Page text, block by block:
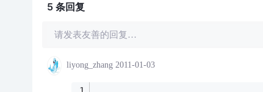
5 条回复
请发表友善的回复…
liyong_zhang 2011-01-03